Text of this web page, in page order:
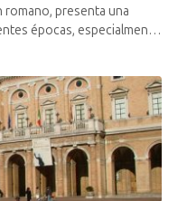
romano, presenta una
épocas, especialmente